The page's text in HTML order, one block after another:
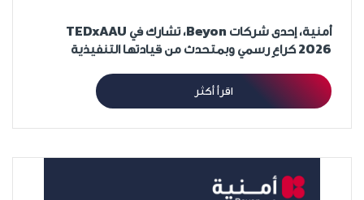
أمنية، إحدى شركات Beyon، تشارك في TEDxAAU
2026 كراعٍ رسمي وبمتحدث من قيادتها التنفيذية
اقرأ أكثر